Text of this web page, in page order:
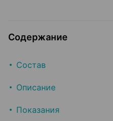
Содержание
Состав
Описание
Показания